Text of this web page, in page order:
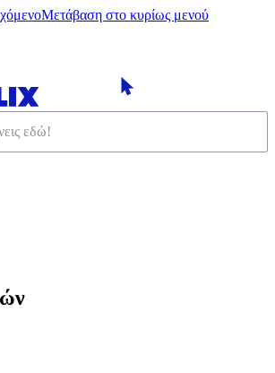
Μετάβαση στο κυρίως μενού